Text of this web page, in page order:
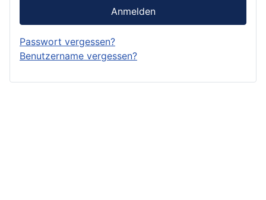
Anmelden
Passwort vergessen?
Benutzername vergessen?